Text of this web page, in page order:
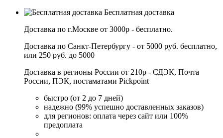
Бесплатная доставка
Доставка по г.Москве от 3000р - бесплатно.
Доставка по Санкт-Петербургу - от 5000 руб. бесплатно,
или 250 руб. до 5000
Доставка в регионы России от 210р - СДЭК, Почта
России, ПЭК, постаматами Pickpoint
быстро (от 2 до 7 дней)
надежно (99% успешно доставленных заказов)
для регионов: оплата через сайт или 100%
предоплата